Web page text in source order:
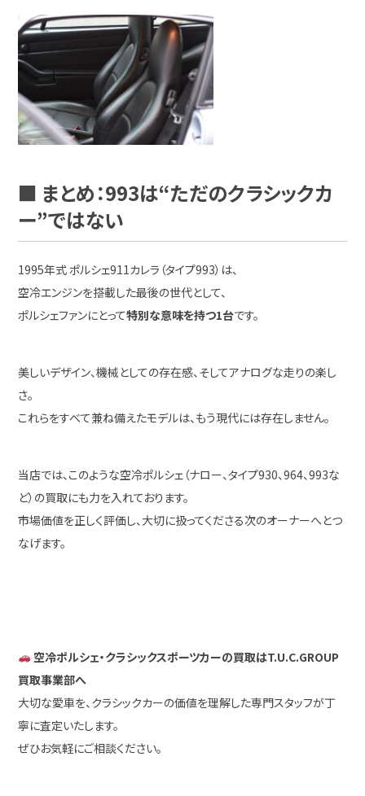
■ まとめ：993は“ただのクラシックカ
ー”ではない
1995年式 ポルシェ911カレラ（タイプ993）は、
空冷エンジンを搭載した最後の世代として、
ポルシェファンにとって特別な意味を持つ1台です。
美しいデザイン、機械としての存在感、そしてアナログな走りの楽し
さ。
これらをすべて兼ね備えたモデルは、もう現代には存在しません。
当店では、このような空冷ポルシェ（ナロー、タイプ930、964、993な
ど）の買取にも力を入れております。
市場価値を正しく評価し、大切に扱ってくださる次のオーナーへとつ
なげます。
空冷ポルシェ・クラシックスポーツカーの買取はT.U.C.GROUP
買取事業部へ
大切な愛車を、クラシックカーの価値を理解した専門スタッフが丁
寧に査定いたします。
ぜひお気軽にご相談ください。